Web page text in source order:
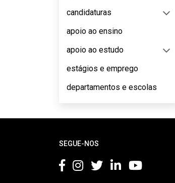
candidaturas
apoio ao ensino
apoio ao estudo
estágios e emprego
departamentos e escolas
SEGUE-NOS